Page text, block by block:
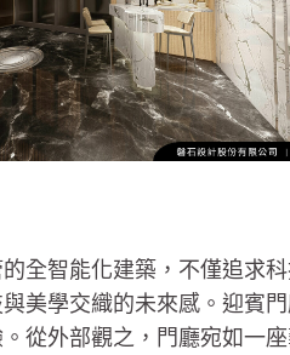
的全智能化建築，不僅追
美學交織的未來感。迎賓
從外部觀之，門廳宛如一